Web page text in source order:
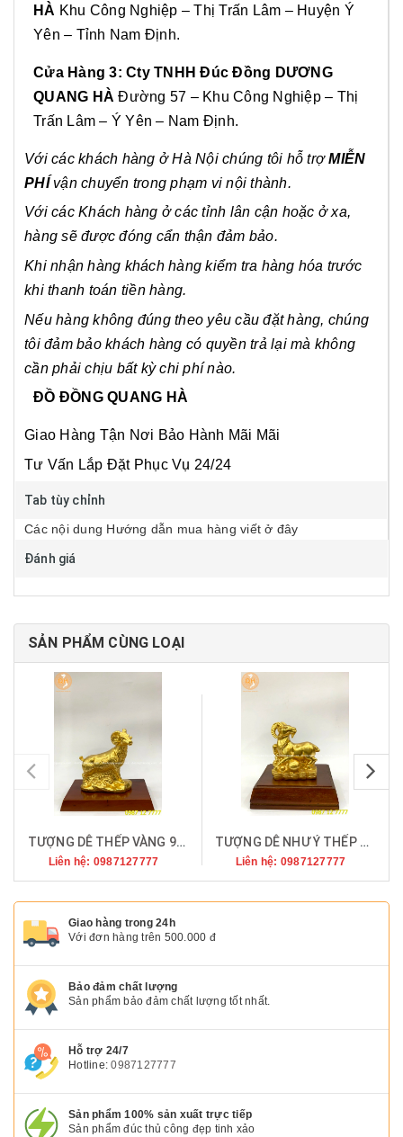
HÀ Khu Công Nghiệp – Thị Trấn Lâm – Huyện Ý
Yên – Tỉnh Nam Định.
Cửa Hàng 3: Cty TNHH Đúc Đồng DƯƠNG
QUANG HÀ Đường 57 – Khu Công Nghiệp – Thị
Trấn Lâm – Ý Yên – Nam Định.
Với các khách hàng ở Hà Nội chúng tôi hỗ trợ MIỄN
PHÍ vận chuyển trong phạm vi nội thành.
Với các Khách hàng ở các tỉnh lân cận hoặc ở xa,
hàng sẽ được đóng cẩn thận đảm bảo.
Khi nhận hàng khách hàng kiểm tra hàng hóa trước
khi thanh toán tiền hàng.
Nếu hàng không đúng theo yêu cầu đặt hàng, chúng
tôi đảm bảo khách hàng có quyền trả lại mà không
cần phải chịu bất kỳ chi phí nào.
ĐỒ ĐỒNG QUANG HÀ
Giao Hàng Tận Nơi Bảo Hành Mãi Mãi
Tư Vấn Lắp Đặt Phục Vụ 24/24
Tab tùy chỉnh
Các nội dung Hướng dẫn mua hàng viết ở đây
Đánh giá
SẢN PHẨM CÙNG LOẠI
TƯỢNG DÊ THẾP VÀNG 9999
Liên hệ: 0987127777
TƯỢNG DÊ NHƯ Ý THẾP VÀNG 9999
Liên hệ: 0987127777
Giao hàng trong 24h
Với đơn hàng trên 500.000 đ
Bảo đảm chất lượng
Sản phẩm bảo đảm chất lượng tốt nhất.
Hỗ trợ 24/7
Hotline:0987127777
Sản phẩm 100% sản xuất trực tiếp
Sản phẩm đúc thủ công đẹp tinh xảo